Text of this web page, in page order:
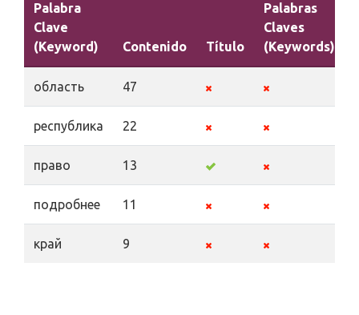
Palabra
Clave
(Keyword)
Contenido Título
Palabras
Claves
(Keywords)
область 47
республика 22
право 13
подробнее 11
край 9